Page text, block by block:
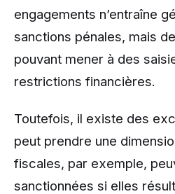
engagements n’entraîne
sanctions pénales, mais
pouvant mener à des
restrictions financières.
Toutefois, il existe des
peut prendre une
fiscales, par exemple,
sanctionnées si elles